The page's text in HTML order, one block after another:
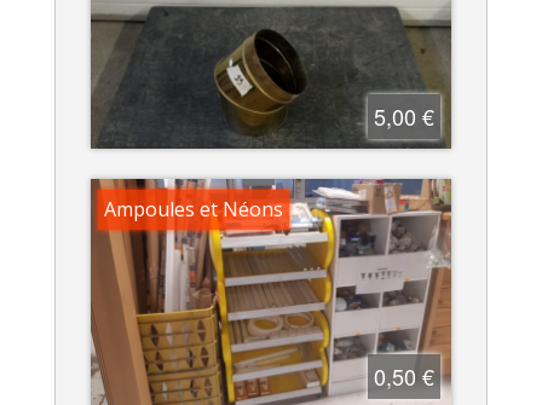
5,00 €
Ampoules et Néons
0,50 €